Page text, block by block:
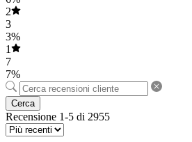
2
3
3%
1
7
7%
Cerca
Recensione 1-5 di 2955